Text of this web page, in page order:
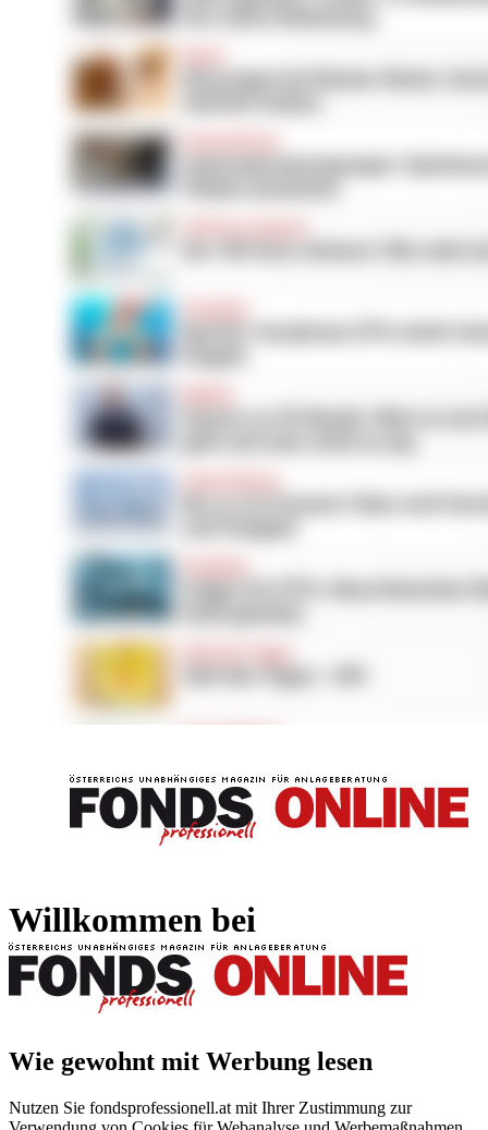
Willkommen bei
Wie gewohnt mit Werbung lesen
Nutzen Sie fondsprofessionell.at mit Ihrer Zustimmung zur